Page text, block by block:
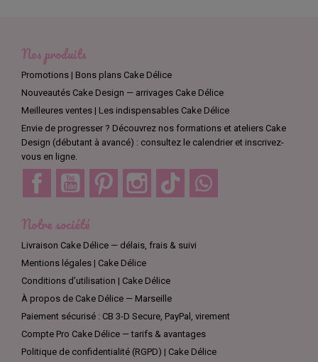
Nos produits
Promotions | Bons plans Cake Délice
Nouveautés Cake Design — arrivages Cake Délice
Meilleures ventes | Les indispensables Cake Délice
Envie de progresser ? Découvrez nos formations et ateliers Cake
Design (débutant à avancé) : consultez le calendrier et inscrivez-
vous en ligne.
Facebook YouTube Pinterest Instagram TikTok
Notre société
Livraison Cake Délice — délais, frais & suivi
Mentions légales | Cake Délice
Conditions d’utilisation | Cake Délice
À propos de Cake Délice — Marseille
Paiement sécurisé : CB 3-D Secure, PayPal, virement
Compte Pro Cake Délice — tarifs & avantages
Politique de confidentialité (RGPD) | Cake Délice